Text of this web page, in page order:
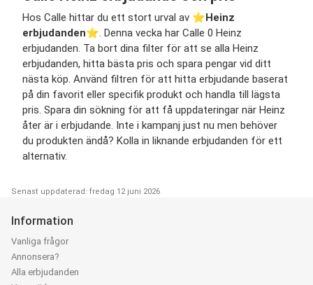
Hos Calle hittar du ett stort urval av ⭐️Heinz
erbjudanden⭐️. Denna vecka har Calle 0 Heinz
erbjudanden. Ta bort dina filter för att se alla Heinz
erbjudanden, hitta bästa pris och spara pengar vid ditt
nästa köp. Använd filtren för att hitta erbjudande baserat
på din favorit eller specifik produkt och handla till lägsta
pris. Spara din sökning för att få uppdateringar när Heinz
åter är i erbjudande. Inte i kampanj just nu men behöver
du produkten ändå? Kolla in liknande erbjudanden för ett
alternativ.
Senast uppdaterad: fredag 12 juni 2026
Information
Vanliga frågor
Annonsera?
Alla erbjudanden